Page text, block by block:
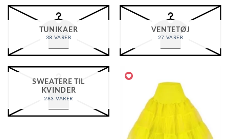
TUNIKAER
38 VARER
VENTETØJ
27 VARER
SWEATERE TIL
KVINDER
283 VARER